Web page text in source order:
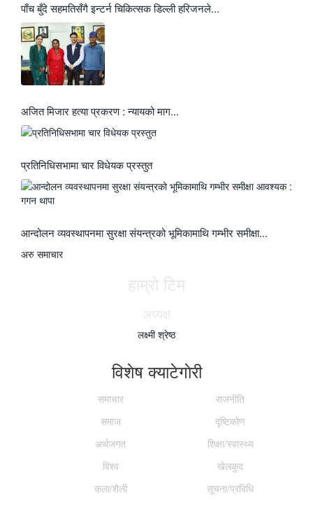
पाँच बुँदे सहमतिसँगै इन्टर्न चिकित्सक डिल्ली हरिजनले...
अजित मिजार हत्या प्रकरण : न्यायको माग...
प्रतिनिधिसभामा चार विधेयक प्रस्तुत
आन्दोलन व्यवस्थापनमा सुरक्षा संयन्त्रको भूमिकामाथि गम्भीर समीक्षा...
अरु समाचार
हाम्राे टिम
अध्यक्ष
लक्ष्मी श्रेष्ठ
विशेष क्याटेगाेरी
समाचार
राजनीति
समाज
दृष्टिकोण
अर्थजगत
शिक्षा/स्वास्थ्य
विश्व
खेलकुद
कला/शैली
सूचना/प्रविधि